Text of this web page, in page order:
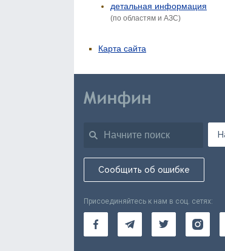
детальная информация
(по областям и АЗС)
Карта сайта
Сообщить об ошибке
Присоединяйтесь к нам в соц. сетях: